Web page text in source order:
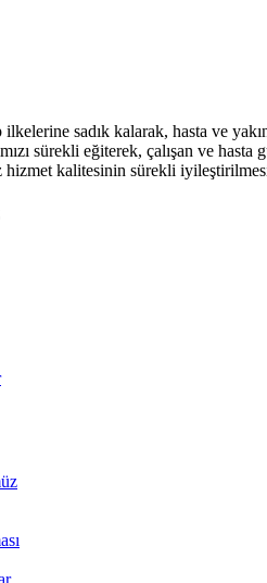
ilkelerine sadık kalarak, hasta ve
sürekli eğiterek, çalışan ve
hizmet kalitesinin sürekli